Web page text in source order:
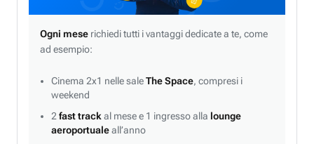
Ogni mese richiedi tutti i vantaggi dedicate a te, come
ad esempio:
Cinema 2x1 nelle saleThe Space, compresi i
weekend
2 fast track al mese e 1 ingresso alla lounge
aeroportualeall’anno